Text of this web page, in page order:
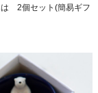
は 2個セット(簡易ギフ